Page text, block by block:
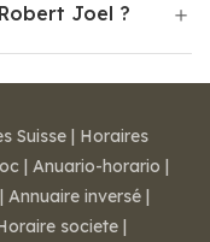
Joel ?
Suisse | Horaires
| Anuario-horario |
| Annuaire inversé |
societe |